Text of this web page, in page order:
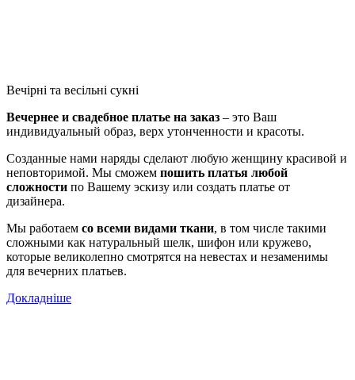
Вечірні та весільні сукні
Вечернее и свадебное платье на заказ – это Ваш
индивидуальный образ, верх утонченности и красоты.
Созданные нами наряды сделают любую женщину красивой и
неповторимой. Мы сможем пошить платья любой
сложности по Вашему эскизу или создать платье от
дизайнера.
Мы работаем со всеми видами ткани, в том числе такими
сложными как натуральный шелк, шифон или кружево,
которые великолепно смотрятся на невестах и незаменимы
для вечерних платьев.
Докладніше